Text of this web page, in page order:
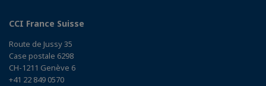
CCI France Suisse
Route de Jussy 35
Case postale 6298
CH-1211 Genève 6
+41 22 849 0570